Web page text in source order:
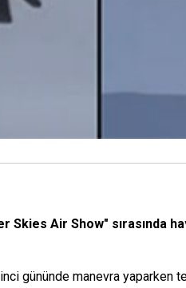
Air Show" sırasında
gününde manevra yaparken